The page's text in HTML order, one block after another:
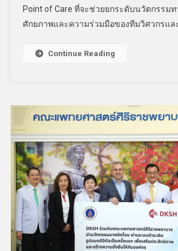
Point of Care ที่จะช่วยยกระดับนวัตกรรม
ศักยภาพและความร่วมมือของทีมวิศวกรแล
Continue Reading